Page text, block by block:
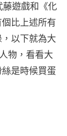
遊戲和《化
比上述所有
以下就為大
物，看看大
是時候買蛋